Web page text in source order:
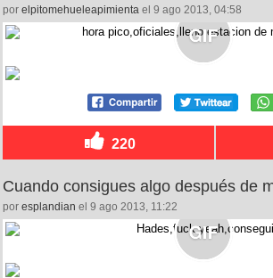
por elpitomehueleapimienta el 9 ago 2013, 04:58
220
Cuando consigues algo después de
por esplandian el 9 ago 2013, 11:22